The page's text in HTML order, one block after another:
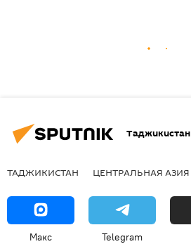
Таджикистан
ТАДЖИКИСТАН ЦЕНТРАЛЬНАЯ АЗИЯ
Макс Telegram